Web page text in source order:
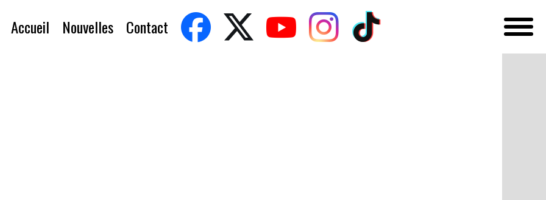
Accueil Nouvelles Contact